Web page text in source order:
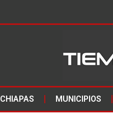
CHIAPAS MUNICIPIOS